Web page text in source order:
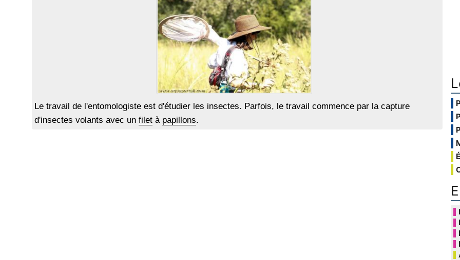
Le travail de l'entomologiste est d'étudier les insectes. Parfois, le travail commence par la capture
d'insectes volants avec un filet à papillons.